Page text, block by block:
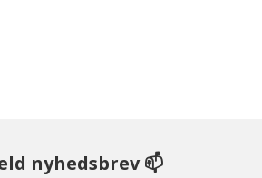
nyhedsbrev 📫